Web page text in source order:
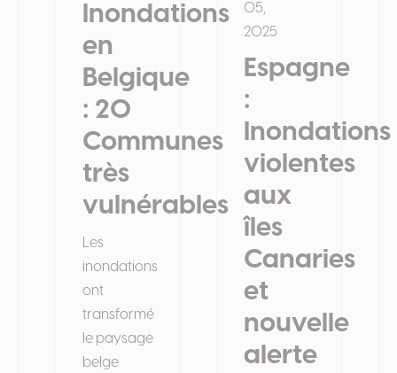
Inondations
en
Belgique
: 20
Communes
très
vulnérables
Les
inondations
ont
transformé
le paysage
belge
05,
2025
Espagne
:
Inondations
violentes
aux
îles
Canaries
et
nouvelle
alerte